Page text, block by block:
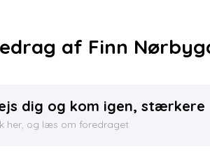
af Finn
dig og kom igen, stærkere
her, og læs om foredraget